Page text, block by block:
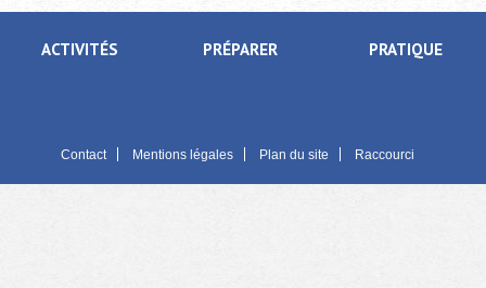
ACTIVITÉS PRÉPARER PRATIQUE
Contact Mentions légales Plan du site Raccourci